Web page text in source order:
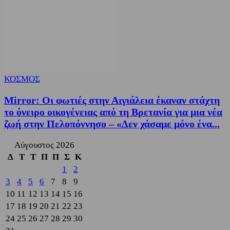
ΚΟΣΜΟΣ
Mirror: Οι φωτιές στην Αιγιάλεια έκαναν στάχτη
το όνειρο οικογένειας από τη Βρετανία για μια νέα
ζωή στην Πελοπόννησο – «Δεν χάσαμε μόνο ένα...
Αύγουστος 2026
Δ
Τ Τ Π Π Σ Κ
1
2
3
4 5 6 7 8
9
10 11 12 13 14 15 16
17 18 19 20 21 22 23
24 25 26 27 28 29 30